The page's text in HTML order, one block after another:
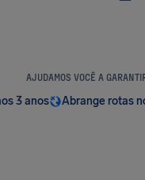
AJUDAMOS VOCÊ A
3 anos Abrange rotas